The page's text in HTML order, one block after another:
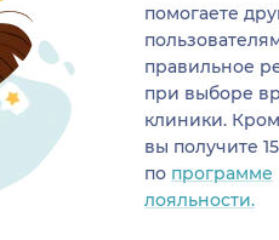
помогаете
правильное
при выборе
клиники.
вы получите
по программе
лояльности.